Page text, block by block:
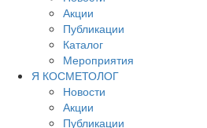
Акции
Публикации
Каталог
Мероприятия
Я КОСМЕТОЛОГ
Новости
Акции
Публикации